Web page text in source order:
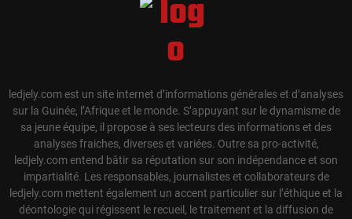
ledjely.com est un site internet d’informations générales et d’analyses
sur la Guinée, l’Afrique et le monde. S’appuyant sur le dynamisme de
sa jeune équipe, il propose à ses lecteurs des informations et des
analyses fraiches, diverses et variées. Outre sa pro-activité,
ledjely.com entend bâtir sa réputation sur son indépendance et son
impartialité. Les responsables, journalistes et collaborateurs de
ledjely.com mettent également un accent particulier sur l’éthique et la
déontologie qui régissent le recueil, le traitement et la diffusion de